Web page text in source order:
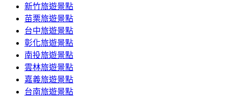
新竹旅遊景點
苗栗旅遊景點
台中旅遊景點
彰化旅遊景點
南投旅遊景點
雲林旅遊景點
嘉義旅遊景點
台南旅遊景點